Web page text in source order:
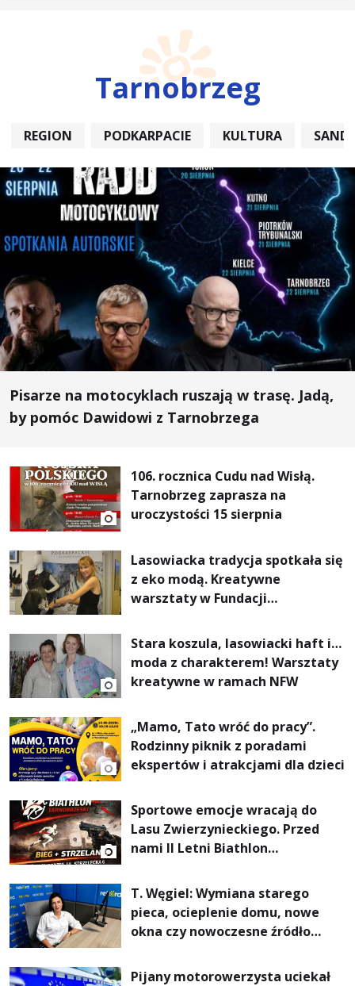
Tarnobrzeg
REGION PODKARPACIE KULTURA
Pisarze na motocyklach ruszają w trasę. Jadą,
by pomóc Dawidowi z Tarnobrzega
106. rocznica Cudu nad Wisłą.
Tarnobrzeg zaprasza na
uroczystości 15 sierpnia
Lasowiacka tradycja spotkała się
z eko modą. Kreatywne
warsztaty w Fundacji
Stara koszula, lasowiacki haft i…
moda z charakterem! Warsztaty
kreatywne w ramach NFW
„Mamo, Tato wróć do pracy”.
Rodzinny piknik z poradami
ekspertów i atrakcjami dla dzieci
Sportowe emocje wracają do
Lasu Zwierzynieckiego. Przed
nami II Letni Biathlon
T. Węgiel: Wymiana starego
pieca, ocieplenie domu, nowe
okna czy nowoczesne źródło
rachunki za energię, lepszy
Pijany motorowerzysta uciekał